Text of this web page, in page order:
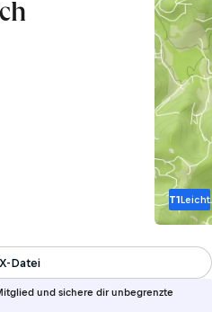
T1Leicht
und sichere dir unbegrenzte
Datei